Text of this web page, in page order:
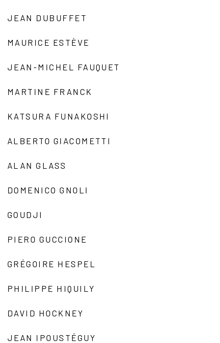
JEAN DUBUFFET
MAURICE ESTÈVE
JEAN-MICHEL FAUQUET
MARTINE FRANCK
KATSURA FUNAKOSHI
ALBERTO GIACOMETTI
ALAN GLASS
DOMENICO GNOLI
GOUDJI
PIERO GUCCIONE
GRÉGOIRE HESPEL
PHILIPPE HIQUILY
DAVID HOCKNEY
JEAN IPOUSTÉGUY